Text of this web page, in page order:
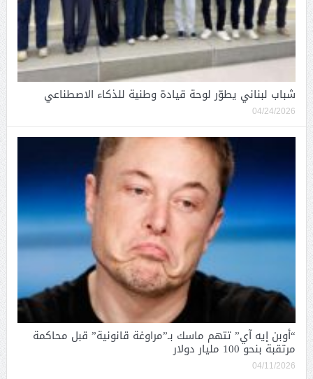
شباب لبناني يطوّر لوحة قيادة وطنية للذكاء الاصطناعي
04/24/2026
“أوبن إيه آي” تتهم ماسك بـ”مراوغة قانونية” قبل محاكمة
مرتقبة بنحو 100 مليار دولار
04/11/2026